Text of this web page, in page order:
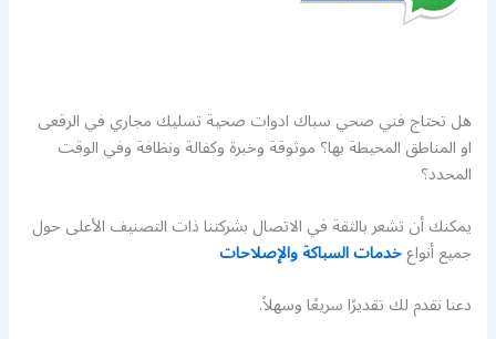
هل تحتاج فني صحي سباك ادوات صحية تسليك مجاري في الرقعى
او المناطق المحيطة بها؟ موثوقة وخبرة وكفالة ونظافة وفي الوقت
المحدد؟
يمكنك أن تشعر بالثقة في الاتصال بشركتنا ذات التصنيف الأعلى حول
جميع أنواعخدمات السباكة والإصلاحات
دعنا نقدم لك تقديرًا سريعًا وسهلاً.